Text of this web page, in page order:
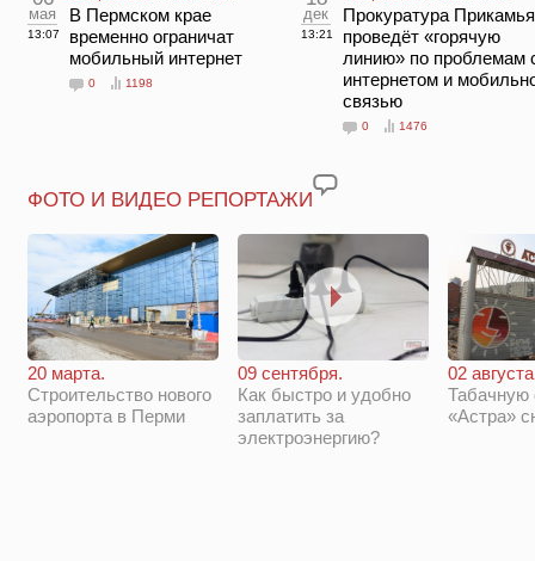
мая
13:07
В Пермском крае
временно ограничат
мобильный интернет
0 1198
дек
13:21
Прокуратура Прикамья
проведёт «горячую
линию» по проблемам
интернетом и
связью
0 1476
ФОТО И ВИДЕО РЕПОРТАЖИ
20 марта.
Строительство нового
аэропорта в Перми
09 сентября.
Как быстро и удобно
заплатить за
электроэнергию?
02
Табачную
«Астра»